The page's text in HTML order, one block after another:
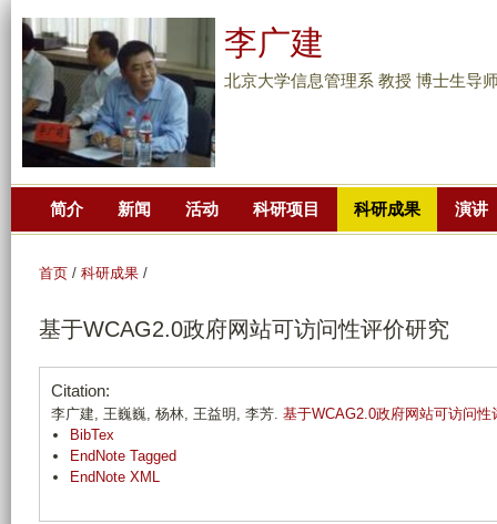
到
主
要
李广建
北京大学信息管理系 教授 博士生导
简介 新闻 活动 科研项目 科研成果 演讲
首页 / 科研成果 /
基于WCAG2.0政府网站可访问性评价研究
Citation:
李广建, 王巍巍, 杨林, 王益明, 李芳. 基于WCAG2.0政府网站可访问性
BibTex
EndNote Tagged
EndNote XML